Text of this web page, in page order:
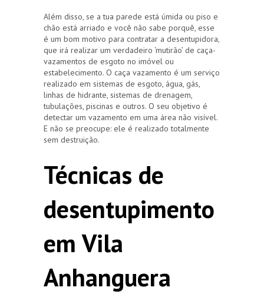
Além disso, se a tua parede está úmida ou piso e
chão está arriado e você não sabe porquê, esse
é um bom motivo para contratar a desentupidora,
que irá realizar um verdadeiro ‘mutirão’ de caça-
vazamentos de esgoto no imóvel ou
estabelecimento. O caça vazamento é um serviço
realizado em sistemas de esgoto, água, gás,
linhas de hidrante, sistemas de drenagem,
tubulações, piscinas e outros. O seu objetivo é
detectar um vazamento em uma área não visível.
E não se preocupe: ele é realizado totalmente
sem destruição.
Técnicas de
desentupimento
em Vila
Anhanguera